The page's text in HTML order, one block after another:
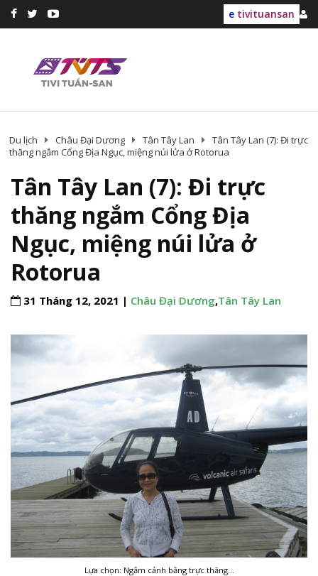
e tivituansan
Du lịch Châu Đại Dương Tân Tây Lan
Tân Tây Lan (7): Đi trực
thăng ngắm Cổng Địa Ngục, miệng núi lửa ở Rotorua
Tân Tây Lan (7): Đi trực
thăng ngắm Cổng Địa
Ngục, miệng núi lửa ở
Rotorua
31 Tháng 12, 2021 | Châu Đại Dương,Tân Tây Lan
Lựa chọn: Ngắm cảnh bằng trực thăng…